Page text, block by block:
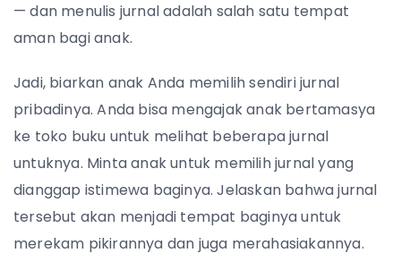
— dan menulis jurnal adalah salah satu tempat
aman bagi anak.
Jadi, biarkan anak Anda memilih sendiri jurnal
pribadinya. Anda bisa mengajak anak bertamasya
ke toko buku untuk melihat beberapa jurnal
untuknya. Minta anak untuk memilih jurnal yang
dianggap istimewa baginya. Jelaskan bahwa jurnal
tersebut akan menjadi tempat baginya untuk
merekam pikirannya dan juga merahasiakannya.